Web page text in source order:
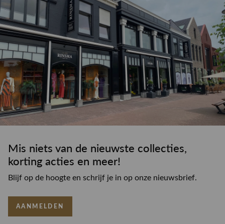
Mis niets van de nieuwste collecties,
korting acties en meer!
Blijf op de hoogte en schrijf je in op onze nieuwsbrief.
AANMELDEN